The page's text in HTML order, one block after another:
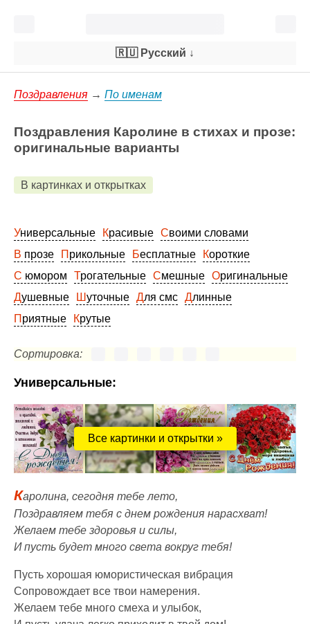
🇷🇺 Русский ↓
Поздравления → По именам
Поздравления Каролине в стихах и прозе:
оригинальные варианты
В картинках и открытках
Универсальные Красивые
Своими словами
В прозе
Прикольные Бесплатные
Короткие
С юмором
Трогательные Смешные
Оригинальные
Душевные
Шуточные Для смс
Длинные
Приятные
Крутые
Сортировка:
Универсальные:
Все картинки и открытки »
Каролина, сегодня тебе лето,
Поздравляем тебя с днем рождения нарасхват!
Желаем тебе здоровья и силы,
И пусть будет много света вокруг тебя!
Пусть хорошая юмористическая вибрация
Сопровождает все твои намерения.
Желаем тебе много смеха и улыбок,